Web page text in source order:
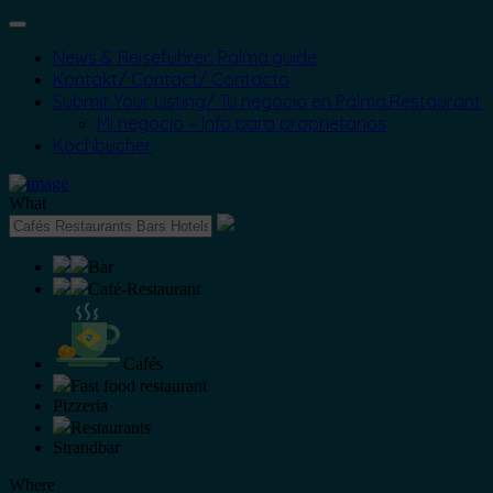
News & Reiseführer: Palma.guide
Kontakt/ Contact/ Contacto
Submit Your Listing/ Tu negocio en Palma.Restaurant
Mi negocio – Info para proprietarios
Kochbücher
What
Bar
Café-Restaurant
Cafés
Fast food restaurant
Pizzeria
Restaurants
Strandbar
Where